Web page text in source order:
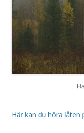
Här kan du höra låten